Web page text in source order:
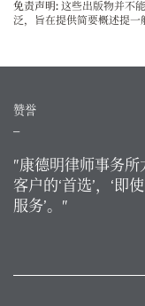
免责声明: 这些出版物并不
泛，旨在提供简要概述提一
赞誉
"康德明律师事务
客户的‘首选’，‘即
服务’。"